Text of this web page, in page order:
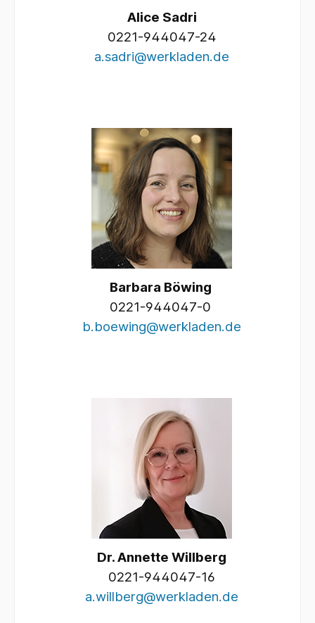
Alice Sadri
0221-944047-24
a.sadri@werkladen.de
Barbara Böwing
0221-944047-0
b.boewing@werkladen.de
Dr. Annette Willberg
0221-944047-16
a.willberg@werkladen.de